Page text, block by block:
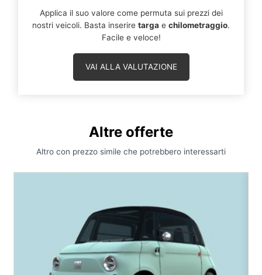
Applica il suo valore come permuta sui prezzi dei
nostri veicoli. Basta inserire targa e chilometraggio.
Facile e veloce!
VAI ALLA VALUTAZIONE
Altre offerte
Altro con prezzo simile che potrebbero interessarti